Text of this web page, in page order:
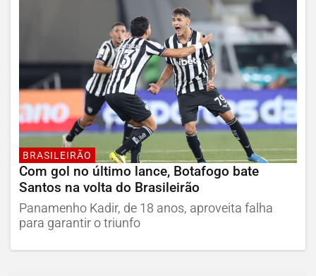
BRASILEIRÃO
Com gol no último lance, Botafogo bate
Santos na volta do Brasileirão
Panamenho Kadir, de 18 anos, aproveita falha
para garantir o triunfo